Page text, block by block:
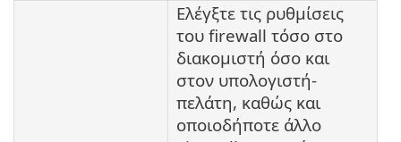
Ελέγξτε τις ρυθμίσεις
του firewall τόσο στο
διακομιστή όσο και
στον υπολογιστή-
πελάτη, καθώς και
οποιοδήποτε άλλο